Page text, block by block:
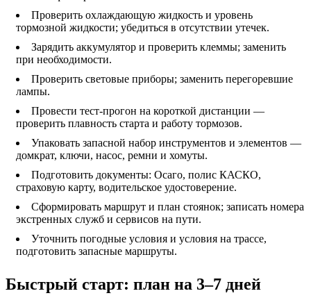
Проверить охлаждающую жидкость и уровень
тормозной жидкости; убедиться в отсутствии утечек.
Зарядить аккумулятор и проверить клеммы; заменить
при необходимости.
Проверить световые приборы; заменить перегоревшие
лампы.
Провести тест‑прогон на короткой дистанции —
проверить плавность старта и работу тормозов.
Упаковать запасной набор инструментов и элементов —
домкрат, ключи, насос, ремни и хомуты.
Подготовить документы: Осаго, полис КАСКО,
страховую карту, водительское удостоверение.
Сформировать маршрут и план стоянок; записать номера
экстренных служб и сервисов на пути.
Уточнить погодные условия и условия на трассе,
подготовить запасные маршруты.
Быстрый старт: план на 3–7 дней